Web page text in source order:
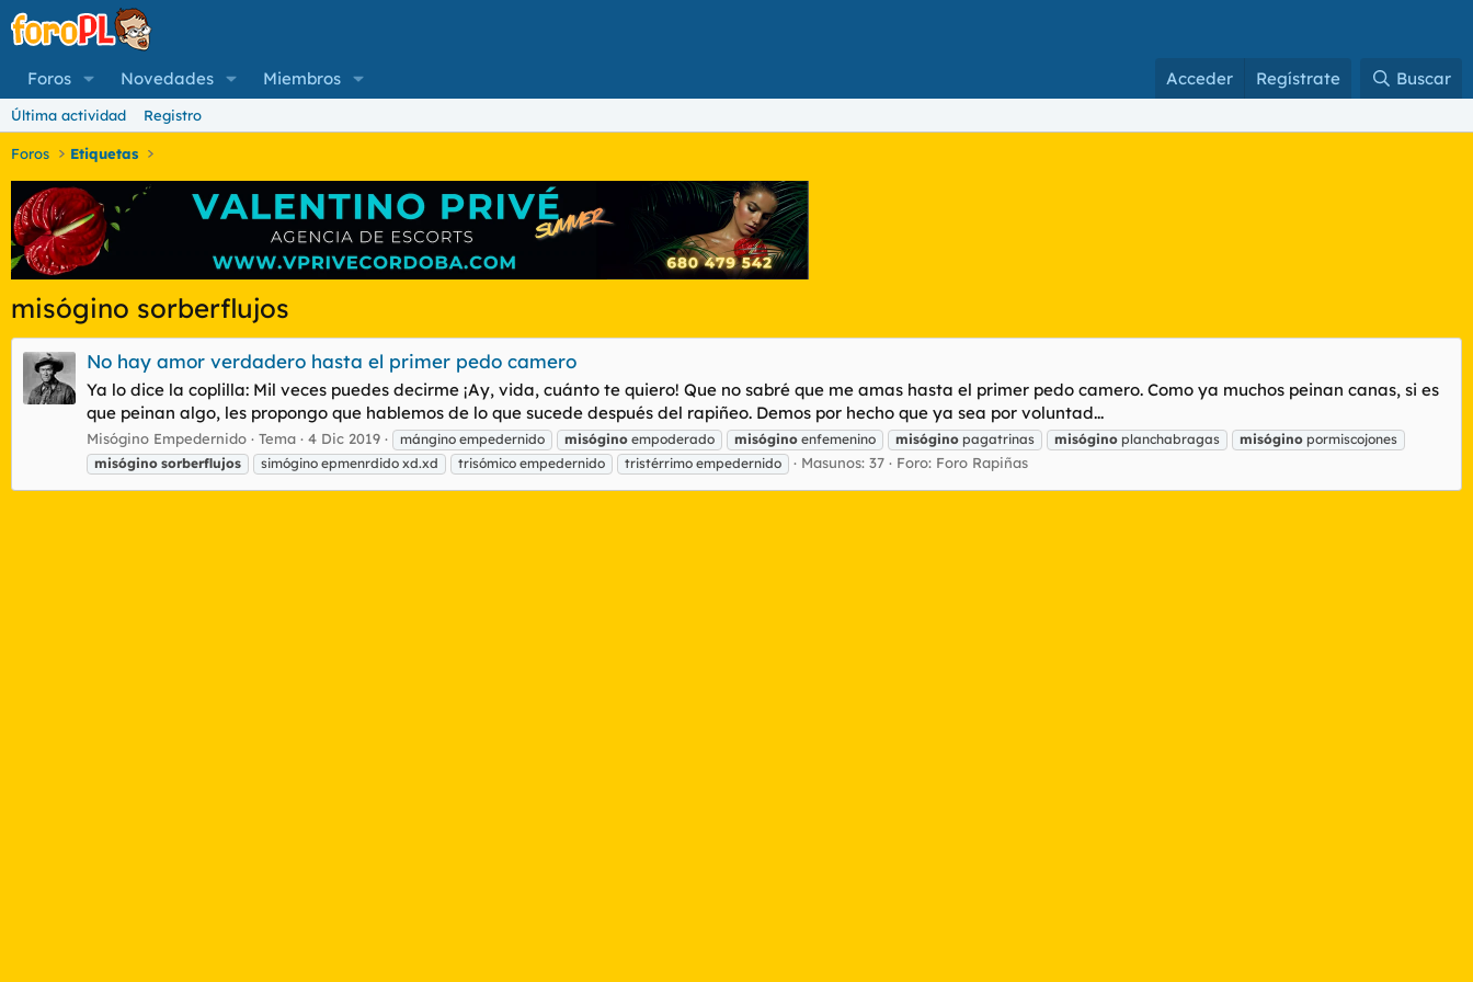
Foros Novedades Miembros Acceder Regístrate Buscar
Última actividad Registro
Foros Etiquetas
misógino sorberflujos
No hay amor verdadero hasta el primer pedo camero
Ya lo dice la coplilla: Mil veces puedes decirme ¡Ay, vida, cuánto te quiero! Que no sabré que me amas hasta el primer pedo camero. Como ya muchos peinan canas, si es
que peinan algo, les propongo que hablemos de lo que sucede después del rapiñeo. Demos por hecho que ya sea por voluntad...
Misógino Empedernido Tema 4 Dic 2019 mángino empedernido misógino empoderado misógino enfemenino misógino pagatrinas misógino planchabragas misógino pormiscojones
misógino sorberflujos simógino epmenrdido xd.xd trisómico empedernido tristérrimo empedernido Masunos: 37 Foro: Foro Rapiñas